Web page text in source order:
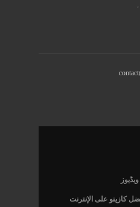
ویڈیوز
كازينو على الإنترنت